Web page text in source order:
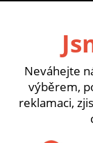
Neváhejte
výběrem,
reklamaci,